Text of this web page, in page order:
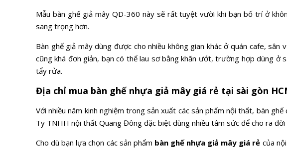
Mẫu bàn ghế giả mây QD-360 này sẽ rất tuyệt vười khi bạn bố trí ở
sang trọng hơn.
Bàn ghế giả mây dùng được cho nhiều không gian khác ở quán cafe,
cũng khá đơn giản, bạn có thể lau sơ bằng khăn ướt, trường hợp dùng
tẩy rửa.
Địa chỉ mua bàn ghế nhựa giả mây giá rẻ tại sài gòn
Với nhiều năm kinh nghiệm trong sản xuất các sản phẩm nội thất, bàn
Ty TNHH nội thất Quang Đông đặc biệt dùng nhiều tâm sức để cho ra
Cho dù bạn lựa chọn các sản phẩm bàn ghế nhựa giả mây giá rẻ của